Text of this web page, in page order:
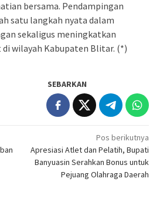
bersama. Pendampingan
satu langkah nyata dalam
sekaligus meningkatkan
wilayah Kabupaten Blitar. (*)
SEBARKAN
Pos berikutnya
Apresiasi Atlet dan Pelatih, Bupati
Banyuasin Serahkan Bonus untuk
Pejuang Olahraga Daerah